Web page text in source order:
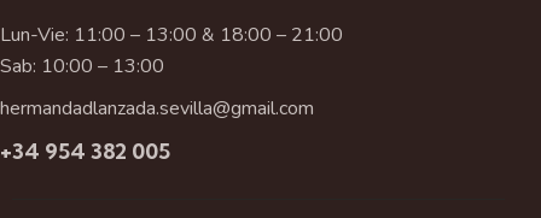
Lun-Vie: 11:00 – 13:00 & 18:00 – 21:00
Sab: 10:00 – 13:00
hermandadlanzada.sevilla@gmail.com
+34 954 382 005